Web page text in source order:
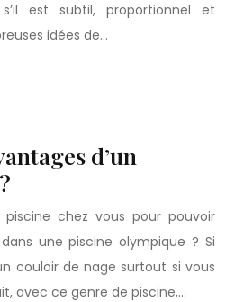
est subtil, proportionnel et
idées de…
d’un
chez vous pour pouvoir
une piscine olympique ? Si
couloir de nage surtout si vous
avec ce genre de piscine,…